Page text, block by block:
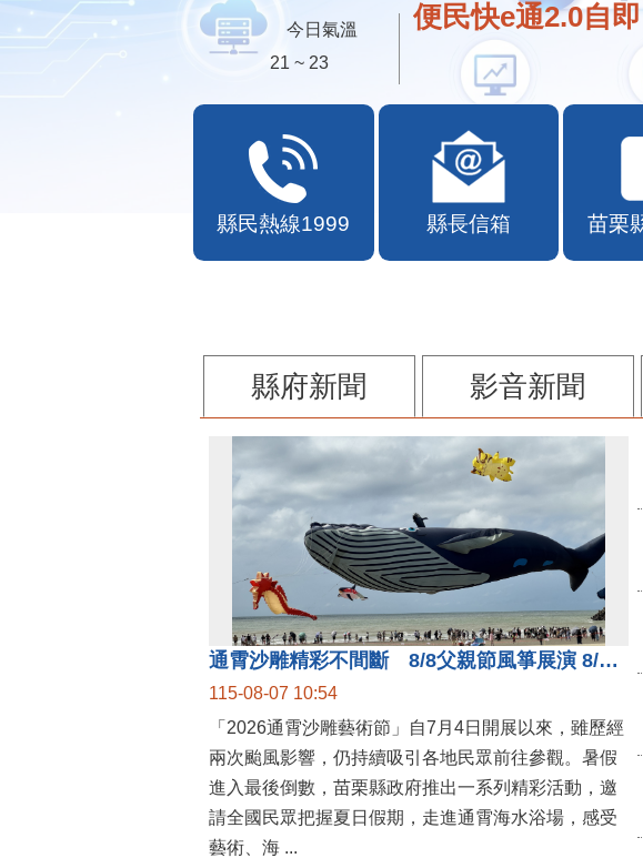
便民快e通2.0自
今日氣溫
21 ~ 23
縣民熱線1999 縣長信箱 苗栗
縣府新聞 影音新聞
通霄沙雕精彩不間斷 8/8父親節風箏展演 8/16情人節66對浪漫挑戰送好禮
115-08-07 10:54
「2026通霄沙雕藝術節」自7月4日開展以來，雖歷經
兩次颱風影響，仍持續吸引各地民眾前往參觀。暑假
進入最後倒數，苗栗縣政府推出一系列精彩活動，邀
請全國民眾把握夏日假期，走進通霄海水浴場，感受
藝術、海 ...